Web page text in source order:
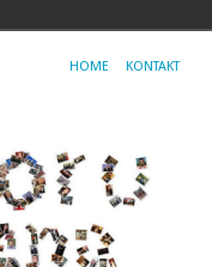
HOME KONTAKT